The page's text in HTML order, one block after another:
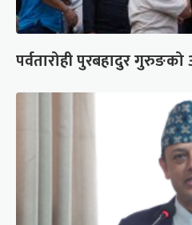
पर्वतारोही पुरबहादुर गुरुङको